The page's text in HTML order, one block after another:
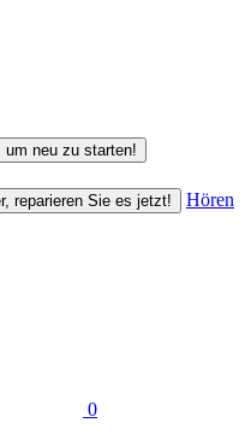
neu zu starten!
reparieren Sie es jetzt!
Hören
0